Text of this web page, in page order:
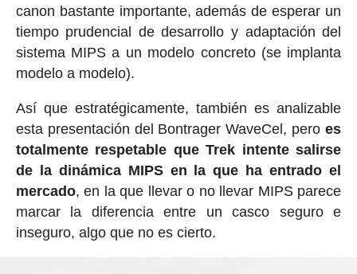
canon bastante importante, además de esperar un
tiempo prudencial de desarrollo y adaptación del
sistema MIPS a un modelo concreto (se implanta
modelo a modelo).
Así que estratégicamente, también es analizable
esta presentación del Bontrager WaveCel, peroes
totalmente respetable que Trek intente salirse
de la dinámica MIPS en la que ha entrado el
mercado, en la que llevar o no llevar MIPS parece
marcar la diferencia entre un casco seguro e
inseguro, algo que no es cierto.